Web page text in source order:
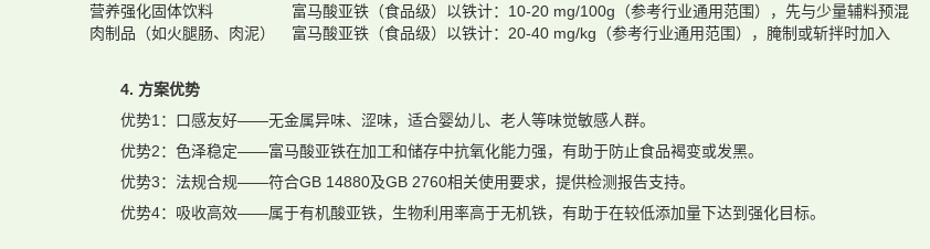
营养强化固体饮料
富马酸亚铁（食品级） 以铁计：10-20 mg/100g（参考行业通用范围），先与少量辅料预混
肉制品（如火腿肠、肉泥）
富马酸亚铁（食品级） 以铁计：20-40 mg/kg（参考行业通用范围），腌制或斩拌时加入
4. 方案优势
优势1：口感友好——无金属异味、涩味，适合婴幼儿、老人等味觉敏感人群。
优势2：色泽稳定——富马酸亚铁在加工和储存中抗氧化能力强，有助于防止食品褐变或发黑。
优势3：法规合规——符合GB 14880及GB 2760相关使用要求，提供检测报告支持。
优势4：吸收高效——属于有机酸亚铁，生物利用率高于无机铁，有助于在较低添加量下达到强化目标。